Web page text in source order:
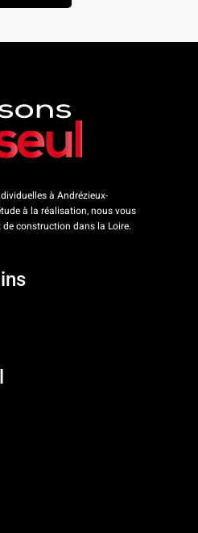
à Andrézieux-
à la réalisation, nous vous
construction dans la Loire.